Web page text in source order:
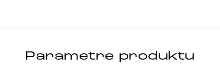
Parametre produktu